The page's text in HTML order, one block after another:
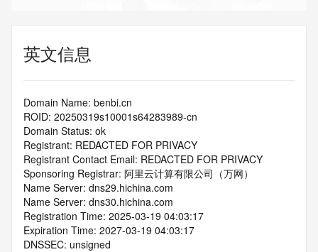
英文信息
Domain Name: benbi.cn
ROID: 20250319s10001s64283989-cn
Domain Status: ok
Registrant: REDACTED FOR PRIVACY
Registrant Contact Email: REDACTED FOR PRIVACY
Sponsoring Registrar: 阿里云计算有限公司（万网）
Name Server: dns29.hichina.com
Name Server: dns30.hichina.com
Registration Time: 2025-03-19 04:03:17
Expiration Time: 2027-03-19 04:03:17
DNSSEC: unsigned